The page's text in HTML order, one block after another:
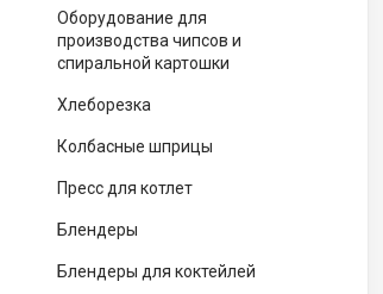
Оборудование для
производства чипсов и
спиральной картошки
Хлеборезка
Колбасные шприцы
Пресс для котлет
Блендеры
Блендеры для коктейлей